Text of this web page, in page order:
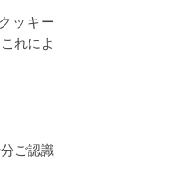
ッキー
れによ
ご認識